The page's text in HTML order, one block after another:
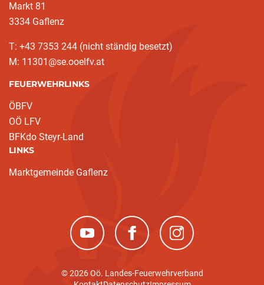
Markt 81
3334 Gaflenz
T: +43 7353 244 (nicht ständig besetzt)
M: 11301@se.ooelfv.at
FEUERWEHRLINKS
ÖBFV
OÖ LFV
BFKdo Steyr-Land
LINKS
Marktgemeinde Gaflenz
(neues Fenster)(neues Fenster)(neues Fenster)
© 2026 Oö. Landes-Feuerwehrverband